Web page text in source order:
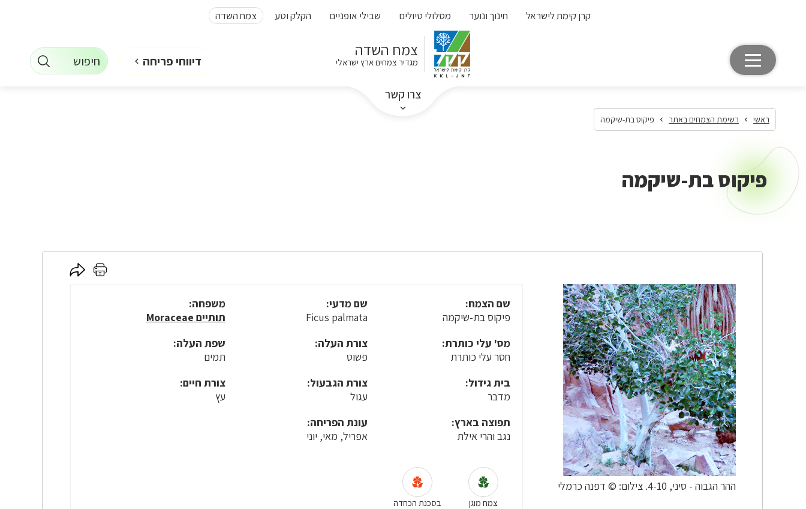
קרן קימת לישראל חינוך ונוער מסלולי טיולים שבילי אופניים הקלק וטע צמח השדה
צמח השדה
מגדיר צמחים ארץ ישראלי
צרו קשר
דיווחי פריחה חיפוש
ראשי רשימת הצמחים באתר פיקוס בת-שיקמה
פיקוס בת-שיקמה
ההר הגבוה - סיני, 4-10. צילום: © דפנה כרמלי
לחץ
לחץ
שם הצמח:
פיקוס בת-שיקמה
שם מדעי:
Ficus palmata
משפחה:
תותיים Moraceae
מס' עלי כותרת:
חסר עלי כותרת
צורת העלה:
פשוט
שפת העלה:
תמים
בית גידול:
מדבר
צורת הגבעול:
עגול
צורת חיים:
עץ
תפוצה בארץ:
נגב והרי אילת
עונת הפריחה:
אפריל, מאי, יוני
צמח מוגן בסכנת הכחדה